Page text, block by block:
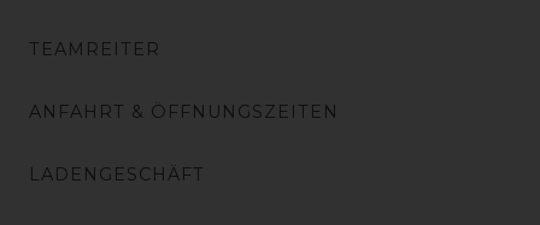
TEAMREITER
ANFAHRT & ÖFFNUNGSZEITEN
LADENGESCHÄFT